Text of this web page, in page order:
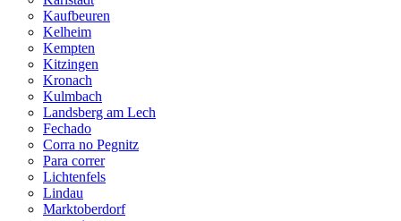
Kaufbeuren
Kelheim
Kempten
Kitzingen
Kronach
Kulmbach
Landsberg am Lech
Fechado
Corra no Pegnitz
Para correr
Lichtenfels
Lindau
Marktoberdorf